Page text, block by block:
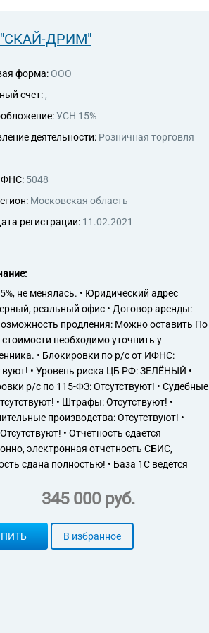
ДРИМ"
форма: ООО
счет: ,
УСН 15%
деятельности: Розничная торговля
5048
Московская область
регистрации: 11.02.2021
не менялась. • Юридический адрес
реальный офис • Договор аренды:
продления: Можно оставить По
стоимости необходимо уточнить у
• Блокировки по р/с от ИФНС:
• Уровень риска ЦБ РФ: ЗЕЛЁНЫЙ •
р/с по 115-ФЗ: Отсутствуют! • Судебные
• Штрафы: Отсутствуют! •
производства: Отсутствуют! •
• Отчетность сдается
электронная отчетность СБИС,
сдана полностью! • База 1С ведётся
345 000 руб.
В избранное